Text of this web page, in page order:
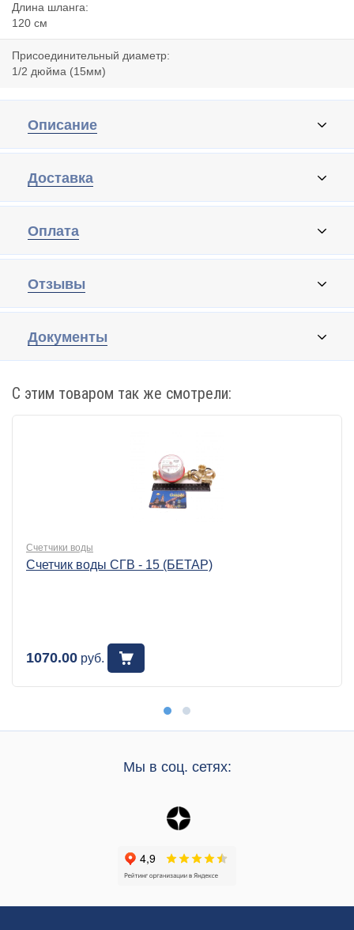
Длина шланга:
120 cм
Присоединительный диаметр:
1/2 дюйма (15мм)
Описание
Доставка
Оплата
Отзывы
Документы
С этим товаром так же смотрели:
Счетчики воды
Счетчик воды СГВ - 15 (БЕТАР)
1070.00 руб.
Мы в соц. сетях: